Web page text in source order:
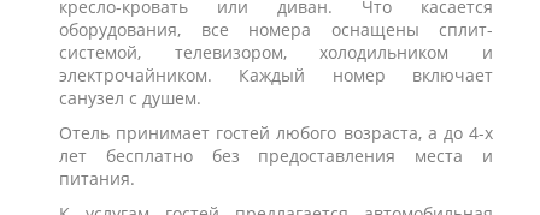
кресло-кровать или диван. Что касается
оборудования, все номера оснащены сплит-
системой, телевизором, холодильником и
электрочайником. Каждый номер включает
санузел с душем.
Отель принимает гостей любого возраста, а до 4-х
лет бесплатно без предоставления места и
питания.